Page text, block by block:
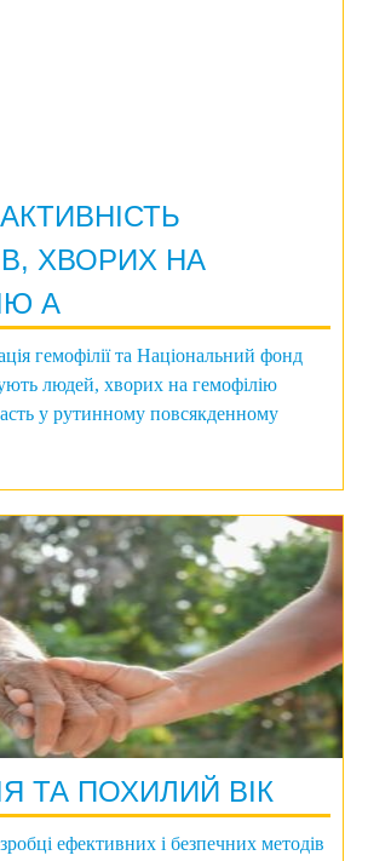
ХВОРИХ НА
A
гемофілії та Національний фонд
людей, хворих на гемофілію
у рутинному повсякденному
ТА ПОХИЛИЙ ВІК
ефективних і безпечних методів